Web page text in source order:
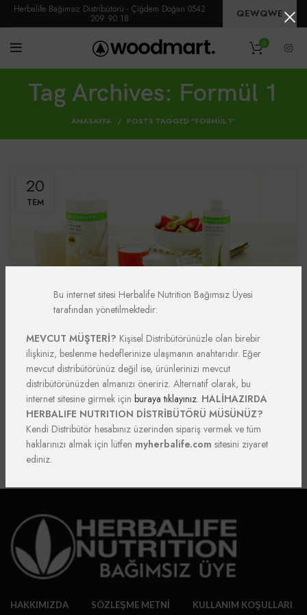
Bu internet sitesi Herbalife Nutrition Bağımsız Üyesi
tarafından yönetilmektedir:
MEVCUT MÜŞTERİ? Kişisel Distribütörünüzle olan birebir
ilişkiniz, beslenme hedeflerinize ulaşmanın anahtarıdır. Eğer
mevcut distribütörünüz değil ise, ürünlerinizi mevcut
distribütörünüzden almanızı öneririz. Alternatif olarak, bu
internet sitesine girmek için buraya tıklayınız. HALİHAZIRDA
HERBALIFE NUTRITION DİSTRİBÜTÖRÜ MÜSÜNÜZ?
Kendi Distribütör hesabınız üzerinden sipariş vermek ve tüm
haklarınızı almak için lütfen myherbalife.com sitesini ziyaret
ediniz.
Herbalife Bağımsız Distribütörü - Çiğdem Doğan 0542
209 90 18 QEWQWE
0
Tag Archives: Formül 1
ANASAYFA POSTS TAGGED "FORMÜL 1"
20
TEM
Herbalife Formül 1 Shake Nedir?
Herbalfitsepetim 0
Herbalife Formül 1 Shake nedir? Besin ve bitkisel ürünlerden elde
edilen yüksek kalitede protein içeren sağlıklı bir içecektir. Bir...
DEVAMINI OKU
HAKKIMIZDA SÖZLEŞME METNI KULLANIM KOŞULLARI